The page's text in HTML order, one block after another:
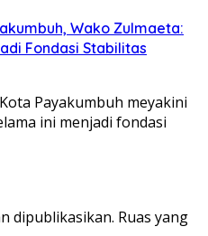
Wako Zulmaeta:
Fondasi Stabilitas
Payakumbuh meyakini
ini menjadi fondasi
dipublikasikan. Ruas yang